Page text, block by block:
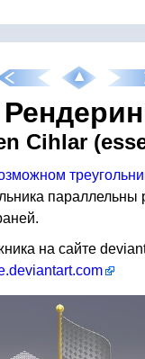
Cihlar
на сайте